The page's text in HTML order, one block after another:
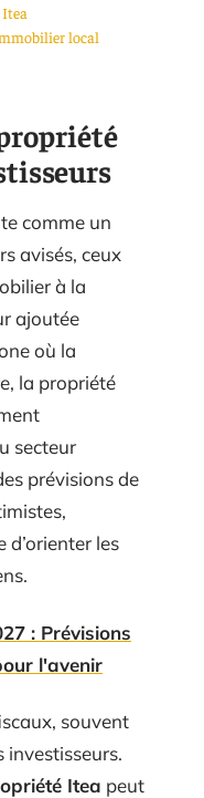
local
comme un
avisés, ceux
à la
ajoutée
où la
la propriété
secteur
prévisions de
les
: Prévisions
l'avenir
souvent
investisseurs.
Itea peut